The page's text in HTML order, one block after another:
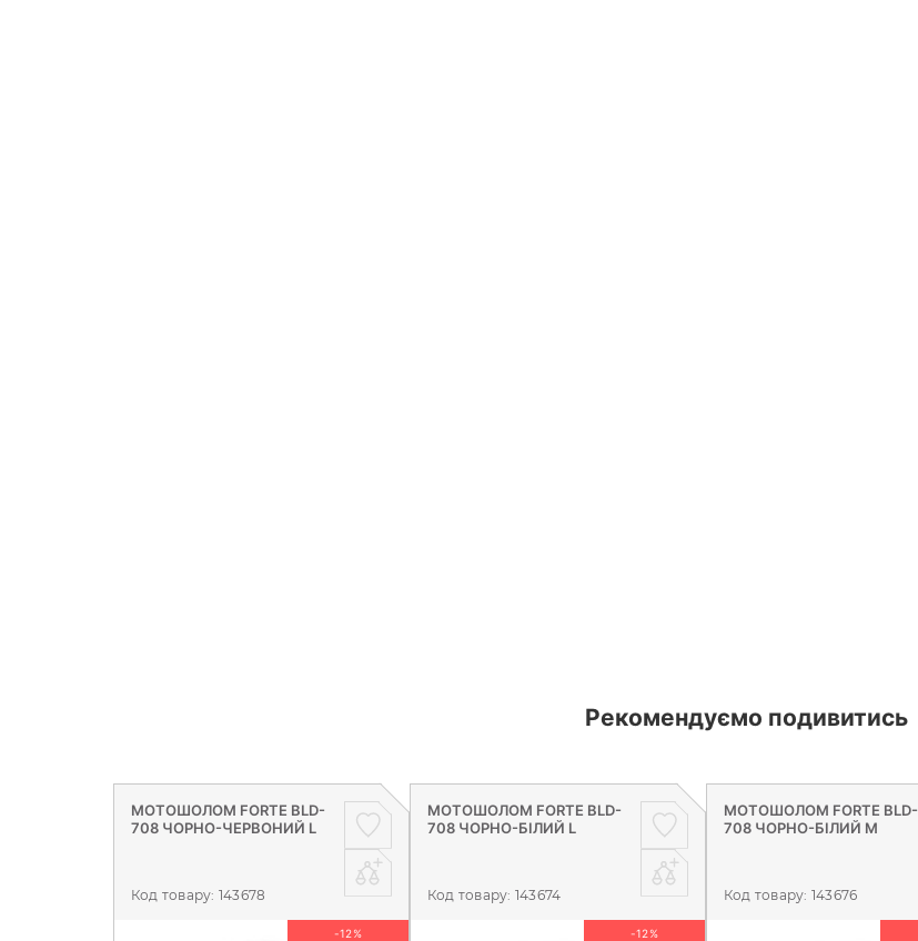
Рекомендуємо подивитись
МОТОШОЛОМ FORTE BLD-
708 ЧОРНО-ЧЕРВОНИЙ L
Код товару: 143678
-12%
МОТОШОЛОМ FORTE BLD-
708 ЧОРНО-БІЛИЙ L
Код товару: 143674
-12%
МОТОШОЛОМ FORTE BLD-
708 ЧОРНО-БІЛИЙ M
Код товару: 143676